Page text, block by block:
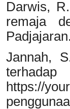
Darwis,
remaja
Jannah,
https://